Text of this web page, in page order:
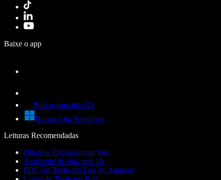
Baixe o app
Baixar para macOS
Baixar para Windows
Leituras Recomendadas
Ditado e Digitação por Voz
Assistente de Voz com IA
PDF em Texto em Fala no Android